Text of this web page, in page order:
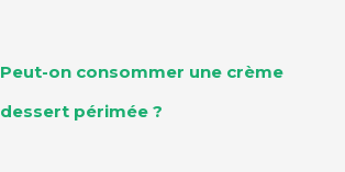
Peut-on consommer une crème
dessert périmée ?